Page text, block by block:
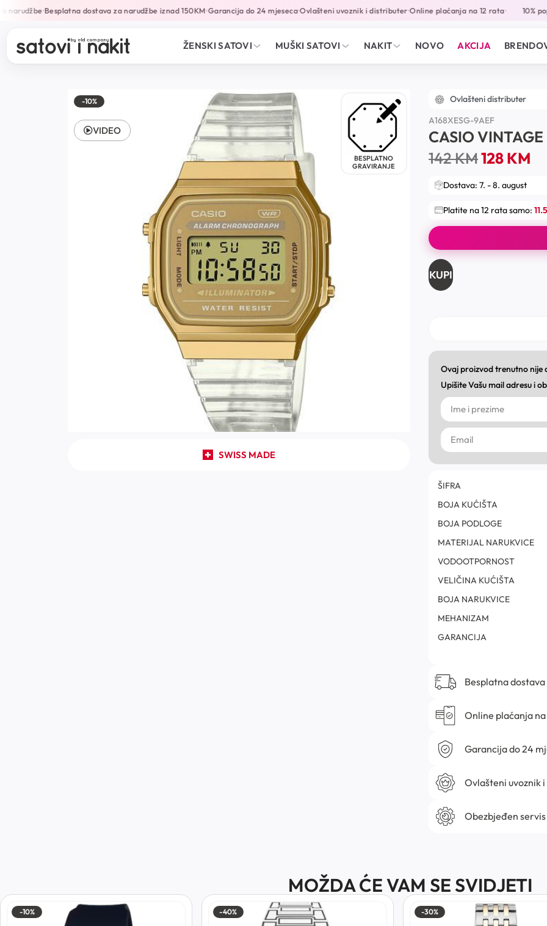
•Besplatna dostava za narudžbe iznad 150KM•Garancija do 24 mjeseca•Ovlašteni uvoznik i distributer•Online plaćanja na 12 rata• 10%
ŽENSKI SATOVI MUŠKI SATOVI NAKIT NOVO AKCIJA
-10%
BESPLATNO
GRAVIRANJE
SWISS MADE
VIDEO
Ovlašteni distributer
A168XESG-9AEF
CASIO VINTAGE
142KM128KM
Dostava: 7. - 8. august
Platite na 12 rata samo:
KUPI
Ovaj proizvod trenutno nije
Upišite Vašu mail adresu i
ŠIFRA
BOJA KUĆIŠTA
BOJA PODLOGE
MATERIJAL NARUKVICE
VODOOTPORNOST
VELIČINA KUĆIŠTA
BOJA NARUKVICE
MEHANIZAM
GARANCIJA
Besplatna
Online plaćanja na
Garancija do 24
Ovlašteni uvoznik
Obezbjeđen servis
MOŽDA ĆE VAM SE SVIDJETI
-10% -40% -30%